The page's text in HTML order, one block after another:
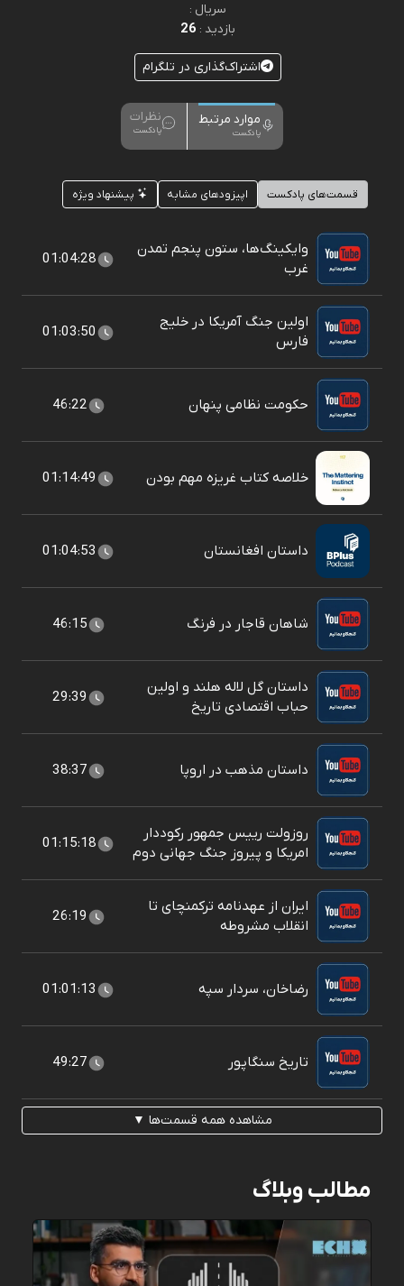
سریال :
بازدید : 26
اشتراک‌گذاری در تلگرام
موارد مرتبط
پادکست
نظرات
پادکست
قسمت‌های پادکست اپیزودهای مشابه پیشنهاد ویژه
وایکینگ‌ها، ستون پنجم تمدن
غرب
01:04:28
اولین جنگ آمریکا در خلیج
فارس
01:03:50
حکومت نظامی پنهان 46:22
خلاصه کتاب غریزه مهم بودن 01:14:49
داستان افغانستان 01:04:53
شاهان قاجار در فرنگ 46:15
داستان گل لاله هلند و اولین
حباب اقتصادی تاریخ
29:39
داستان مذهب در اروپا 38:37
روزولت رییس جمهور رکوددار
امریکا و پیروز جنگ جهانی دوم
01:15:18
ایران از عهدنامه ترکمنچای تا
انقلاب مشروطه
26:19
رضاخان، سردار سپه 01:01:13
تاریخ سنگاپور 49:27
مشاهده همه قسمت‌ها ▼
مطالب وبلاگ